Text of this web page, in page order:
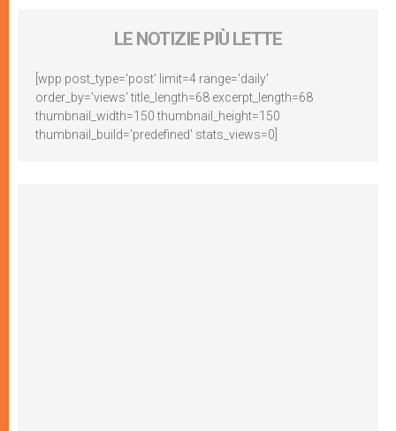
LE NOTIZIE PIÙ LETTE
[wpp post_type='post' limit=4 range='daily'
order_by='views' title_length=68 excerpt_length=68
thumbnail_width=150 thumbnail_height=150
thumbnail_build='predefined' stats_views=0]